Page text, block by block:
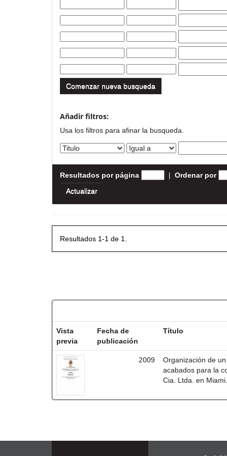
Comenzar nueva busqueda
Añadir filtros:
Usa los filtros para afinar la busqueda.
Resultados por página | Ordenar por
Resultados 1-1 de 1.
Vista
previa
Fecha de
publicación
Título
2009
Organización de
acabados para la
Cia. Ltda. en Miami.